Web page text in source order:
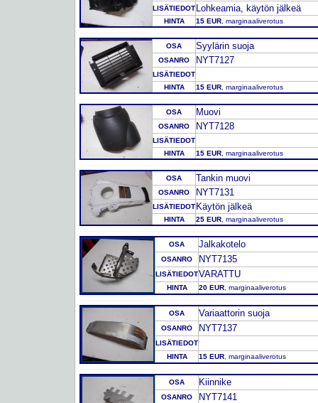
LISÄTIEDOT Lohkeamia, käytön jälkeä
HINTA 15 EUR , marginaaliverotus
OSA Syylärin suoja
OSANRO NYT7127
LISÄTIEDOT
HINTA
15 EUR , marginaaliverotus
OSA Muovi
OSANRO NYT7128
LISÄTIEDOT
HINTA
15 EUR , marginaaliverotus
OSA Tankin muovi
OSANRO NYT7131
LISÄTIEDOT Käytön jälkeä
HINTA 25 EUR , marginaaliverotus
OSA Jalkakotelo
OSANRO NYT7135
LISÄTIEDOTVARATTU
HINTA 20 EUR , marginaaliverotus
OSA Variaattorin suoja
OSANRO NYT7137
LISÄTIEDOT
HINTA
15 EUR , marginaaliverotus
OSA Kiinnike
OSANRO NYT7141